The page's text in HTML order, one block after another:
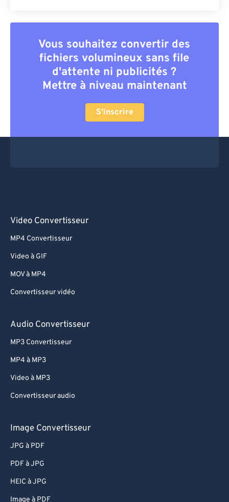
Vous souhaitez convertir des
fichiers volumineux sans file
d'attente ni publicités ?
Mettre à niveau maintenant
S'inscrire
Video Convertisseur
MP4 Convertisseur
Video à GIF
MOV à MP4
Convertisseur vidéo
Audio Convertisseur
MP3 Convertisseur
MP4 à MP3
Video à MP3
Convertisseur audio
Image Convertisseur
JPG à PDF
PDF à JPG
HEIC à JPG
Image à PDF